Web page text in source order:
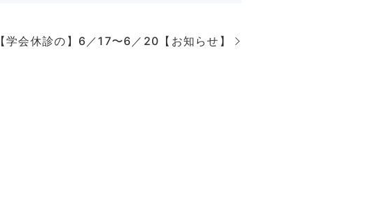
【学会休診の】6／17〜6／20【お知らせ】